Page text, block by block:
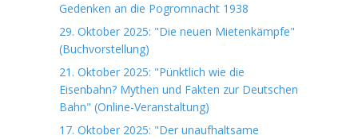
Gedenken an die Pogromnacht 1938
29. Oktober 2025: "Die neuen Mietenkämpfe"
(Buchvorstellung)
21. Oktober 2025: "Pünktlich wie die
Eisenbahn? Mythen und Fakten zur Deutschen
Bahn" (Online-Veranstaltung)
17. Oktober 2025: "Der unaufhaltsame